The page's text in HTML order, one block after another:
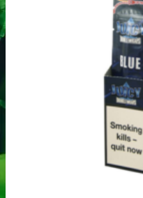
Robadope tests
Test af primære
Multi urin test - 3
Multi urin test - 10
THC urin test -